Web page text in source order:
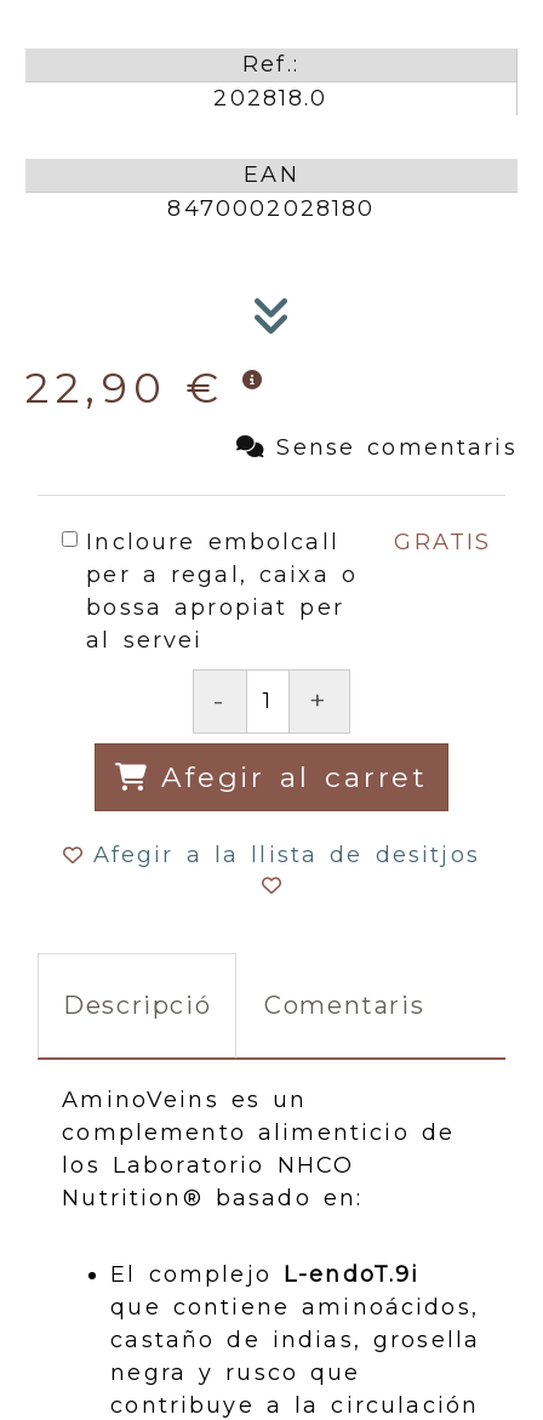
Ref.:
202818.0
EAN
8470002028180
22,90 €
Sense comentaris
Incloure embolcall
per a regal, caixa o
bossa apropiat per
al servei
GRATIS
- +
Afegir al carret
Afegir a la llista de desitjos
Descripció Comentaris
AminoVeins es un
complemento alimenticio de
los Laboratorio NHCO
Nutrition® basado en:
El complejo L-endoT.9i
que contiene aminoácidos,
castaño de indias, grosella
negra y rusco que
contribuye a la circulación